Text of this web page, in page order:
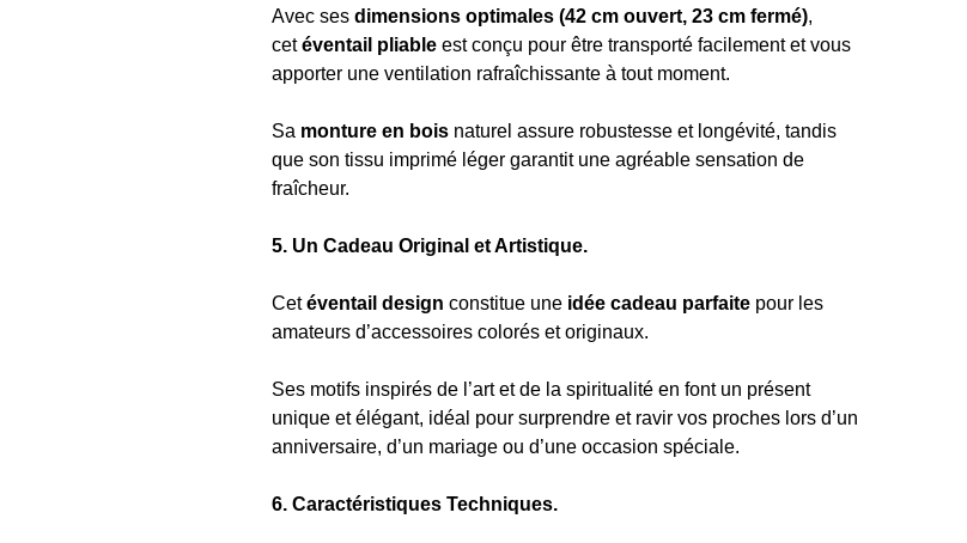
Avec ses dimensions optimales (42 cm ouvert, 23 cm fermé),
cetéventail pliable est conçu pour être transporté facilement et vous
apporter une ventilation rafraîchissante à tout moment.
Sa monture en bois naturel assure robustesse et longévité, tandis
que son tissu imprimé léger garantit une agréable sensation de
fraîcheur.
5. Un Cadeau Original et Artistique.
Cetéventail design constitue une idée cadeau parfaite pour les
amateurs d’accessoires colorés et originaux.
Ses motifs inspirés de l’art et de la spiritualité en font un présent
unique et élégant, idéal pour surprendre et ravir vos proches lors d’un
anniversaire, d’un mariage ou d’une occasion spéciale.
6. Caractéristiques Techniques.